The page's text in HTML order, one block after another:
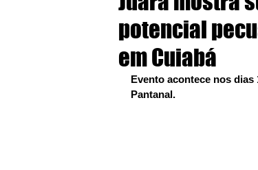
potencial
em Cuiabá
Evento acontece nos dias
Pantanal.